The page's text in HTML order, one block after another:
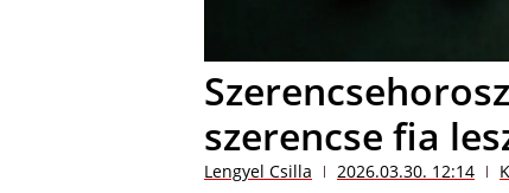
szerencse fia
Lengyel Csilla 2026.03.30. 12:14